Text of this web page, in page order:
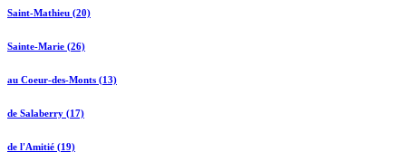
Saint-Mathieu (20)
Sainte-Marie (26)
au Coeur-des-Monts (13)
de Salaberry (17)
de l'Amitié (19)